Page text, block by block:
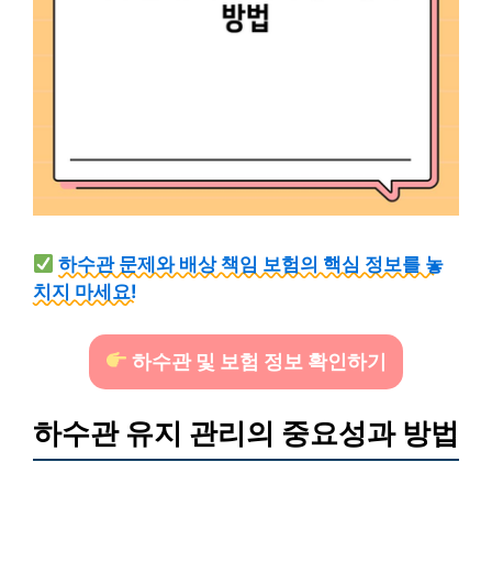
하수관 문제와 배상 책임 보험의 핵심 정보를 놓
치지 마세요!
하수관 및 보험 정보 확인하기
하수관 유지 관리의 중요성과 방법